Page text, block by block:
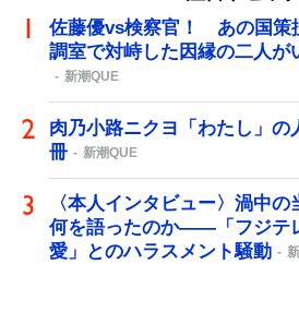
佐藤優vs検察官！ あの国策
調室で対峙した因縁の二人が
新潮QUE
肉乃小路ニクヨ「わたし」の
冊
新潮QUE
〈本人インタビュー〉渦中
何を語ったのか――「フジテ
愛」とのハラスメント騒動